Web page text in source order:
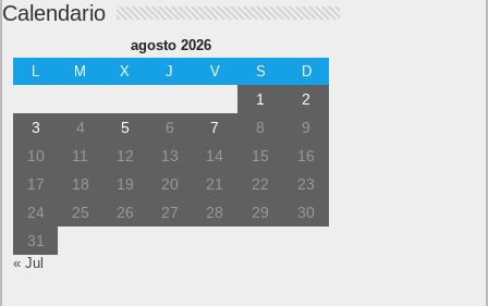
Calendario
agosto 2026
L
M X J V S D
1
2
3
4 5 6 7 8
9
10
11 12 13 14 15
16
17
18 19 20 21 22
23
24
25 26 27 28 29
30
31
« Jul